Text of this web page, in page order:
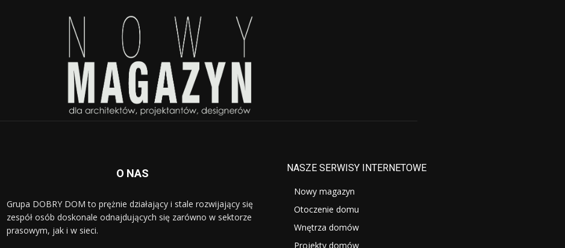
O NAS
Grupa DOBRY DOM to prężnie działający i stale rozwijający się
zespół osób doskonale odnajdujących się zarówno w sektorze
prasowym, jak i w sieci.
NASZE SERWISY INTERNETOWE
Nowy magazyn
Otoczenie domu
Wnętrza domów
Projekty domów